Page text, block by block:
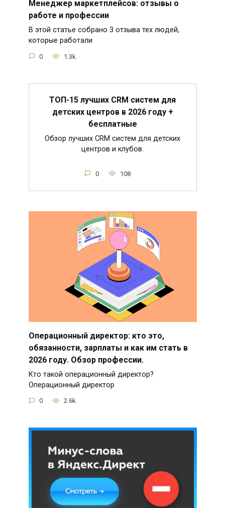
Менеджер маркетплейсов: отзывы о
работе и профессии
В этой статье собрано 3 отзыва тех людей,
которые работали
0 1.3k.
ТОП-15 лучших CRM систем для
детских центров в 2026 году +
бесплатные
Обзор лучших CRM систем для детских
центров и клубов.
0 108
Операционный директор: кто это,
обязанности, зарплаты и как им стать в
2026 году. Обзор профессии.
Кто такой операционный директор?
Операционный директор
0 2.6k.